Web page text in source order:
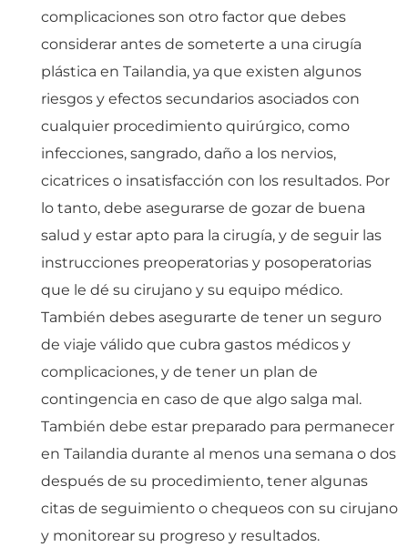
complicaciones son otro factor que debes
considerar antes de someterte a una cirugía
plástica en Tailandia, ya que existen algunos
riesgos y efectos secundarios asociados con
cualquier procedimiento quirúrgico, como
infecciones, sangrado, daño a los nervios,
cicatrices o insatisfacción con los resultados. Por
lo tanto, debe asegurarse de gozar de buena
salud y estar apto para la cirugía, y de seguir las
instrucciones preoperatorias y posoperatorias
que le dé su cirujano y su equipo médico.
También debes asegurarte de tener un seguro
de viaje válido que cubra gastos médicos y
complicaciones, y de tener un plan de
contingencia en caso de que algo salga mal.
También debe estar preparado para permanecer
en Tailandia durante al menos una semana o dos
después de su procedimiento, tener algunas
citas de seguimiento o chequeos con su cirujano
y monitorear su progreso y resultados.